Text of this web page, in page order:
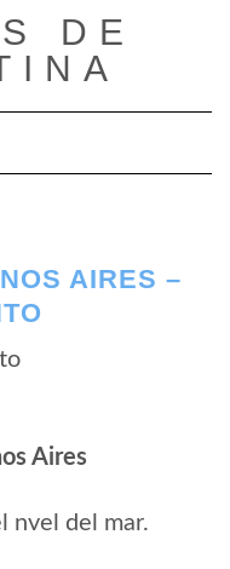
DE
modo de navegación
AIRES –
Aires
nvel del mar.